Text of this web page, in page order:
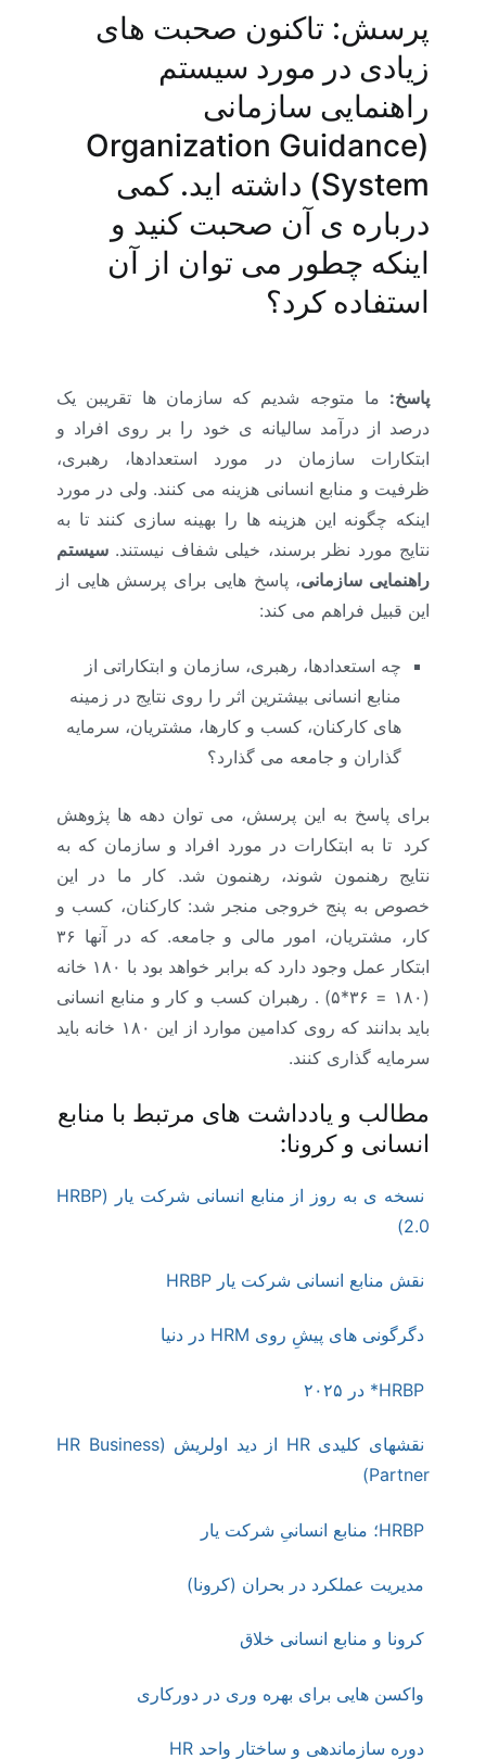
پرسش: تاکنون صحبت های
زیادی در مورد سیستم
راهنمایی سازمانی
(Organization Guidance
System) داشته اید. کمی
درباره ی آن صحبت کنید و
اینکه چطور می توان از آن
استفاده کرد؟
پاسخ: ما متوجه شدیم که سازمان ها تقریبن یک
درصد از درآمد سالیانه ی خود را بر روی افراد و
ابتکارات سازمان در مورد استعدادها، رهبری،
ظرفیت و منابع انسانی هزینه می کنند. ولی در مورد
اینکه چگونه این هزینه ها را بهینه سازی کنند تا به
نتایج مورد نظر برسند، خیلی شفاف نیستند. سیستم
راهنمایی سازمانی، پاسخ هایی برای پرسش هایی از
این قبیل فراهم می کند:
چه استعدادها، رهبری، سازمان و ابتکاراتی از
منابع انسانی بیشترین اثر را روی نتایج در زمینه
های کارکنان، کسب و کارها، مشتریان، سرمایه
گذاران و جامعه می گذارد؟
برای پاسخ به این پرسش، می توان دهه ها پژوهش
کرد تا به ابتکارات در مورد افراد و سازمان که به
نتایج رهنمون شوند، رهنمون شد. کار ما در این
خصوص به پنج خروجی منجر شد: کارکنان، کسب و
کار، مشتریان، امور مالی و جامعه. که در آنها ۳۶
ابتکار عمل وجود دارد که برابر خواهد بود با ۱۸۰ خانه
(۱۸۰ = ۳۶*۵) . رهبران کسب و کار و منابع انسانی
باید بدانند که روی کدامین موارد از این ۱۸۰ خانه باید
سرمایه گذاری کنند.
مطالب و یادداشت های مرتبط با منابع
انسانی و کرونا:
نسخه ی به روز از منابع انسانی شرکت یار (HRBP
2.0)
نقش منابع انسانی شرکت یار HRBP
دگرگونی ­های پیشِ­ روی HRM در دنیا
HRBP* در ۲۰۲۵
نقشهای کلیدی HR از دید اولریش (HR Business
Partner)
HRBP؛ منابع انسانیِ شرکت یار
مدیریت عملکرد در بحران (کرونا)
کرونا و منابع انسانی خلاق
واکسن هایی برای بهره وری در دورکاری
دوره سازماندهی و ساختار واحد HR